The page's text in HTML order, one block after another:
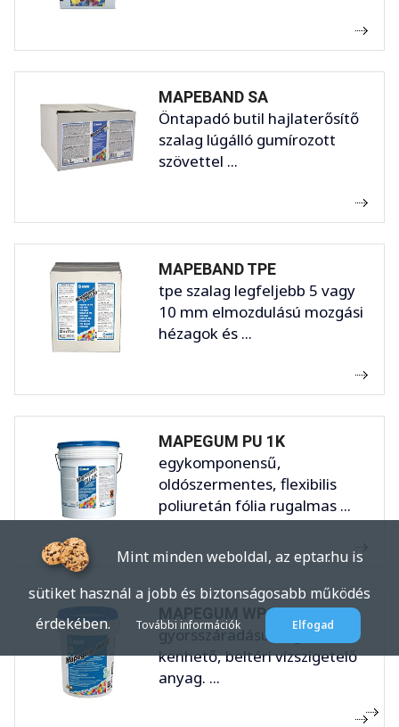
MAPEBAND SA
Öntapadó butil hajlaterősítő
szalag lúgálló gumírozott
szövettel ...
MAPEBAND TPE
tpe szalag legfeljebb 5 vagy
10 mm elmozdulású mozgási
hézagok és ...
MAPEGUM PU 1K
egykomponensű,
oldószermentes, flexibilis
poliuretán fólia rugalmas ...
MAPEGUM WPS
gyorsszáradású, rugalmas,
kenhető, beltéri vízszigetelő
anyag. ...
Mint minden weboldal, az eptar.hu is
sütiket használ a jobb és biztonságosabb működés
érdekében.
További információk Elfogad